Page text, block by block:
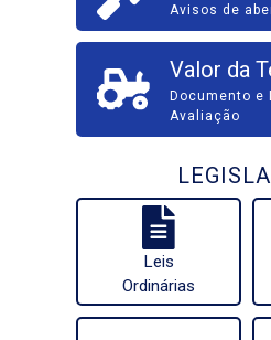
Avisos de
Valor da
Documento e
Avaliação
Leis
Ordinárias